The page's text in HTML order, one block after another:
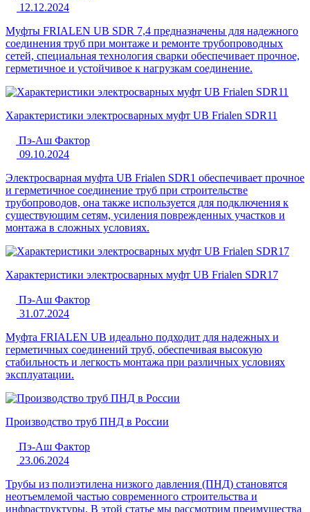
12.12.2024
Муфты FRIALEN UB SDR 7,4 предназначены для надежного
соединения труб при монтаже и ремонте трубопроводных
сетей, специальная технология сварки обеспечивает прочное,
герметичное и устойчивое к нагрузкам соединение.
Характеристики электросварных муфт UB Frialen SDR11
Пэ-Аш Фактор
09.10.2024
Электросварная муфта UB Frialen SDR1 обеспечивает прочное
и герметичное соединение труб при строительстве
трубопроводов, она также используется для подключения к
существующим сетям, усиления поврежденных участков и
монтажа в сложных условиях.
Характеристики электросварных муфт UB Frialen SDR17
Пэ-Аш Фактор
31.07.2024
Муфта FRIALEN UB идеально подходит для надежных и
герметичных соединений труб, обеспечивая высокую
стабильность и легкость монтажа при различных условиях
эксплуатации.
Производство труб ПНД в России
Пэ-Аш Фактор
23.06.2024
Трубы из полиэтилена низкого давления (ПНД) становятся
неотъемлемой частью современного строительства и
инфраструктуры. В этой статье мы рассмотрим преимущества